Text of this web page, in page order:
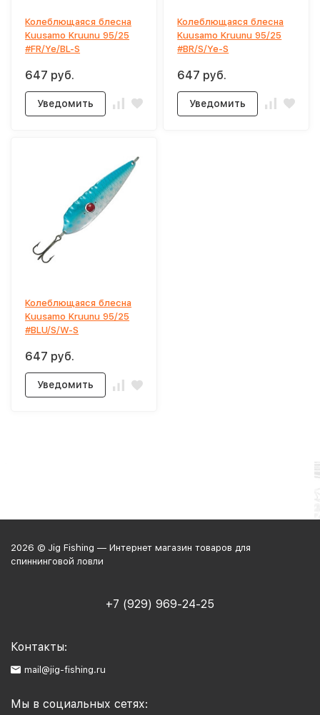
Колеблющаяся блесна
Kuusamo Kruunu 95/25
#FR/Ye/BL-S
647 руб.
Уведомить
Колеблющаяся блесна
Kuusamo Kruunu 95/25
#BR/S/Ye-S
647 руб.
Уведомить
Колеблющаяся блесна
Kuusamo Kruunu 95/25
#BLU/S/W-S
647 руб.
Уведомить
2026 © Jig Fishing — Интернет магазин товаров для
спиннинговой ловли
+7 (929) 969-24-25
Контакты:
mail@jig-fishing.ru
Мы в социальных сетях: